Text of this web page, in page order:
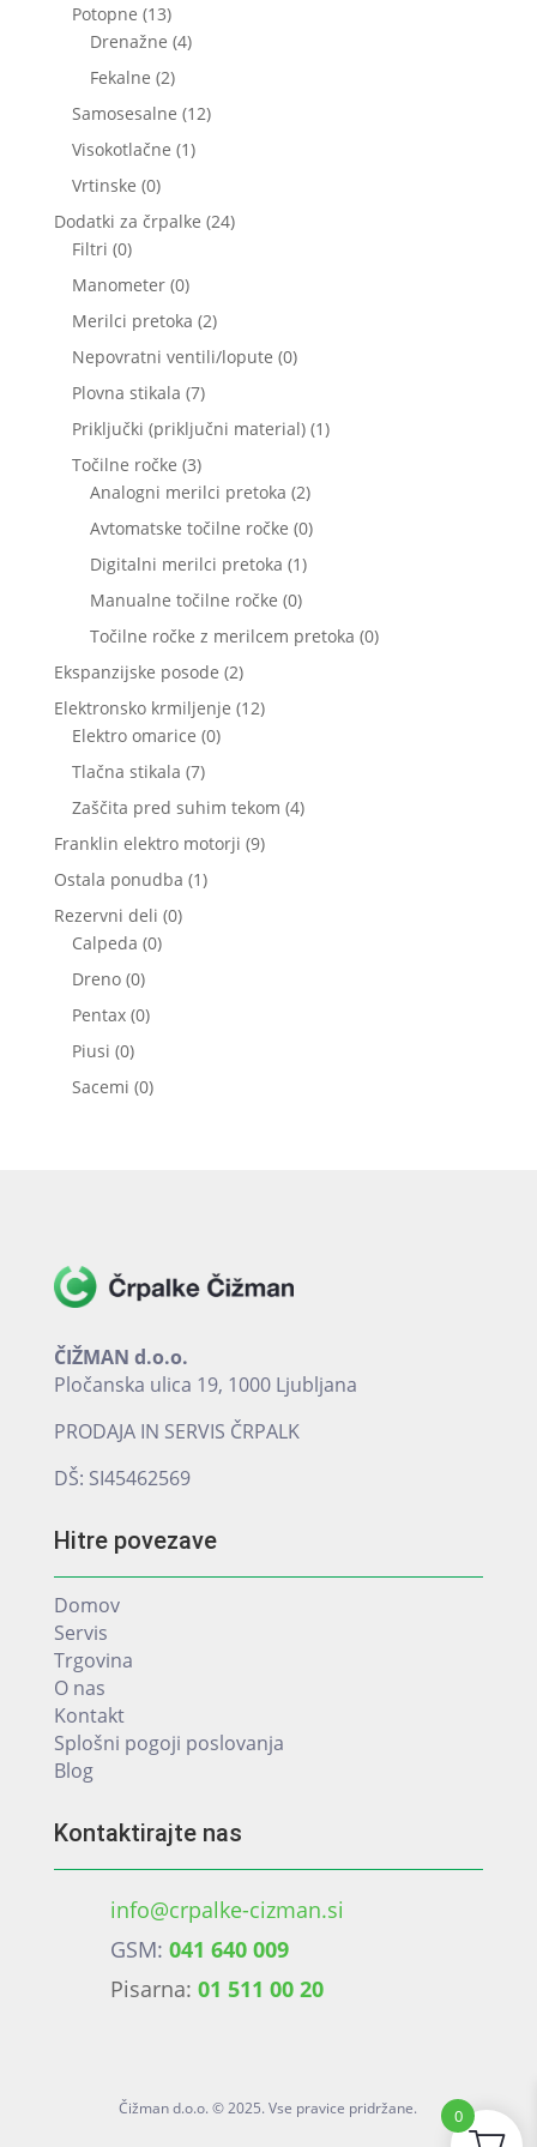
Potopne 1313
izdelkov
Drenažne 44
Fekalne 22
izdelka
Samosesalne 1212
Visokotlačne 11
Vrtinske 00
izdelkov
Dodatki za črpalke 2424
Filtri 00
izdelkov
Manometer 00
izdelkov
Merilci pretoka 22
izdelka
Nepovratni ventili/lopute 00
Plovna stikala 77
izdelkov
Priključki (priključni material) 11
Točilne ročke 33
izdelki
Analogni merilci pretoka 22
izdelka
Avtomatske točilne ročke 00
Digitalni merilci pretoka 11
izdelek
Manualne točilne ročke 00
izdelkov
Točilne ročke z merilcem pretoka 00
Ekspanzijske posode 22
izdelka
Elektronsko krmiljenje 1212
Elektro omarice 00
Tlačna stikala 77
izdelkov
Zaščita pred suhim tekom 44
Franklin elektro motorji 99
Ostala ponudba 11
Rezervni deli 00
Calpeda 00
Dreno 00
izdelkov
Pentax 00
Piusi 00
izdelkov
Sacemi 00
ČIŽMAN d.o.o.
Pločanska ulica 19, 1000 Ljubljana
PRODAJA IN SERVIS ČRPALK
DŠ: SI45462569
Hitre povezave
Domov
Servis
Trgovina
O nas
Kontakt
Splošni pogoji poslovanja
Blog
Kontaktirajte nas
info@crpalke-cizman.si
GSM: 041 640 009
Pisarna: 01 511 00 20
Čižman d.o.o. © 2025. Vse pravice pridržane. 0